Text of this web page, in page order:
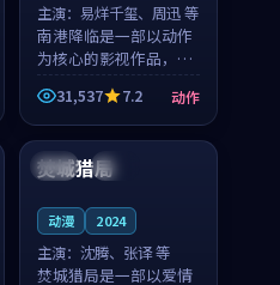
主演： 易烊千玺、周迅 等
南港降临是一部以动作
为核心的影视作品，围
绕危机、反转与人物成
长展开，整体节奏紧
凑，值得推荐观看。
31,537 7.2 动作
中国 院线
焚城猎局
动漫 2024
主演： 沈腾、张译 等
焚城猎局是一部以爱情